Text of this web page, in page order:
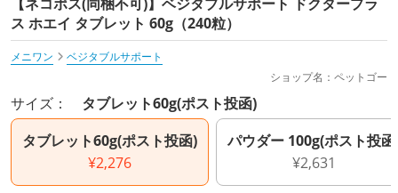
ス ホエイ タブレット 60g（240粒）
メニワン
ベジタブルサポート
ショップ名：ペットゴー
サイズ： タブレット60g(ポスト投函)
タブレット60g(ポスト投函)
¥2,276
パウダー 100g(ポスト投
¥2,631